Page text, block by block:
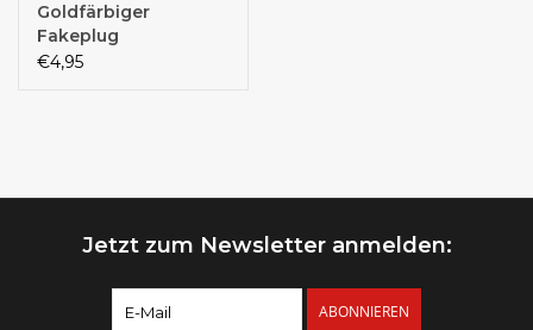
Goldfärbiger
Fakeplug
€4,95
Jetzt zum Newsletter anmelden:
ABONNIEREN